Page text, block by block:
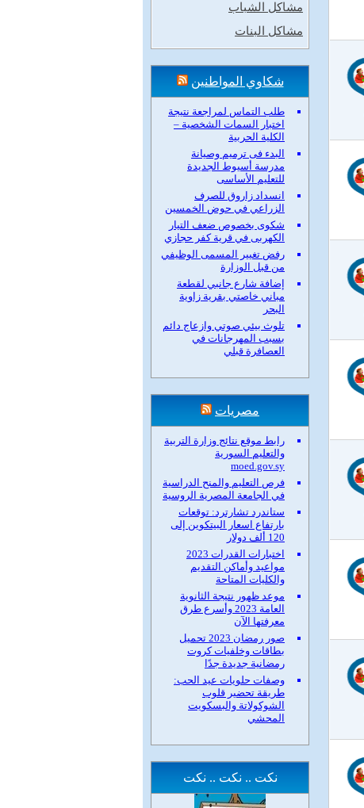
مشاكل الشباب
مشاكل البنات
شكاوي المواطنين
طلب التماس لمراجعة نتيجة
اختبار السمات الشخصية –
الكلية الحربية
البدء فى ترميم وصيانة
مدرسة أسيوط الجديدة
للتعليم الأساسى
انسداد زاروق للصرف
الزراعي في حوض الخمسين
شكوى بخصوص ضعف التيار
الكهربى في قرية كفر حجازي
رفض تغيير المسمى الوظيفي
من قبل الوزارة
إضافة شارع جانبي لقطعة
مباني خاصتي بقرية زاوية
البحر
تلوث بيئي صوتي وازعاج دائم
بسبب المهرجانات في
العصافرة قبلي
مصريات
رابط موقع نتائج وزارة التربية
والتعليم السورية
moed.gov.sy
فرص التعليم والمنح الدراسية
في الجامعة المصرية الروسية
ستاندرد تشارترد: توقعات
بارتفاع اسعار البيتكوين إلى
120 ألف دولار
اختبارات القدرات 2023
مواعيد وأماكن التقديم
والكليات المتاحة
موعد ظهور نتيجة الثانوية
العامة 2023 وأسرع طرق
معرفتها الآن
صور رمضان 2023 تحميل
بطاقات وخلفيات كروت
رمضانية جديدة جدًا
وصفات حلويات عيد الحب:
طريقة تحضير قلوب
الشوكولاتة والبسكويت
المحشي
نكت .. نكت .. نكت